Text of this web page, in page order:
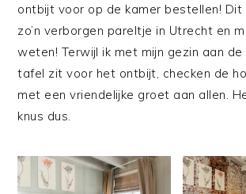
ontbijt voor op de kamer bestellen!
zo’n verborgen pareltje in Utrecht en
weten! Terwijl ik met mijn gezin aan
tafel zit voor het ontbijt, checken de
met een vriendelijke groet aan allen.
knus dus.